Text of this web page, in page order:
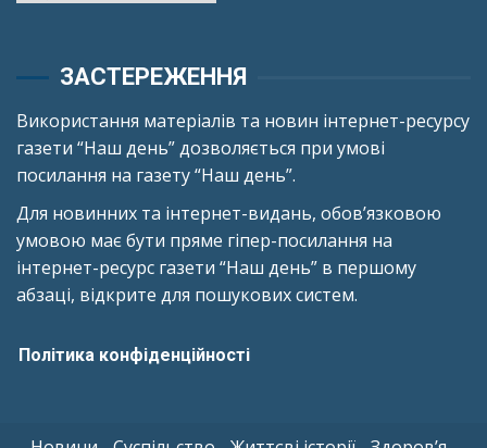
ЗАСТЕРЕЖЕННЯ
Використання матеріалів та новин інтернет-ресурсу
газети “Наш день” дозволяється при умові
посилання на газету “Наш день”.
Для новинних та інтернет-видань, обов’язковою
умовою має бути пряме гіпер-посилання на
інтернет-ресурс газети “Наш день” в першому
абзаці, відкрите для пошукових систем.
Політика конфіденційності